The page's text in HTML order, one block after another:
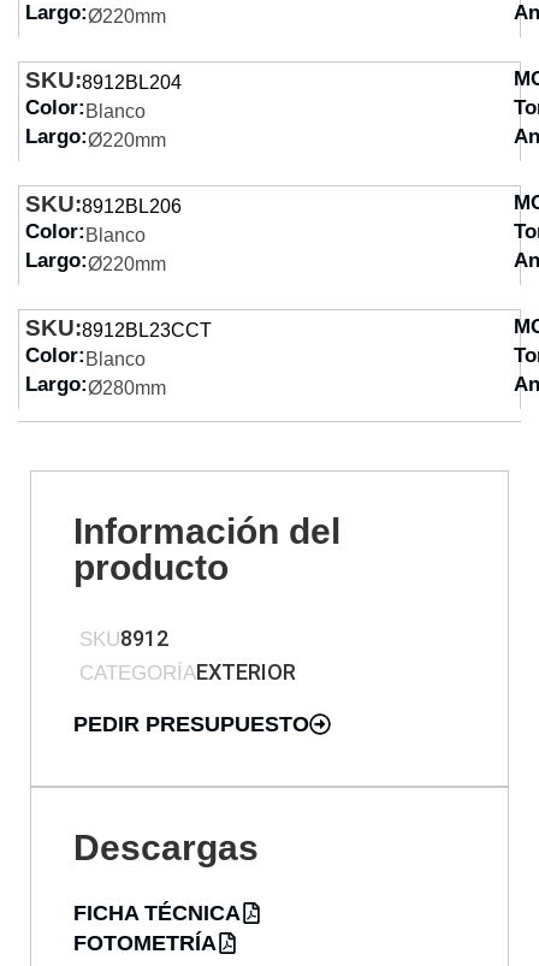
Largo:Ø220mm
SKU:8912BL204
Color: Blanco
Largo:Ø220mm
SKU:8912BL206
Color: Blanco
Largo:Ø220mm
SKU:8912BL23CCT
Color: Blanco
Largo:Ø280mm
Información del
producto
SKU8912
CATEGORÍAEXTERIOR
PEDIR PRESUPUESTO
Descargas
FICHA TÉCNICA
FOTOMETRÍA